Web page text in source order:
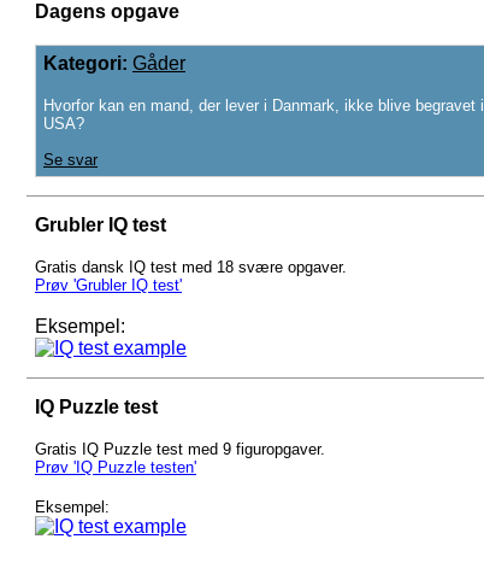
Dagens opgave
Kategori: Gåder
Hvorfor kan en mand, der lever i Danmark, ikke blive begravet i
USA?
Se svar
Grubler IQ test
Gratis dansk IQ test med 18 svære opgaver.
Prøv 'Grubler IQ test'
Eksempel:
IQ Puzzle test
Gratis IQ Puzzle test med 9 figuropgaver.
Prøv 'IQ Puzzle testen'
Eksempel: